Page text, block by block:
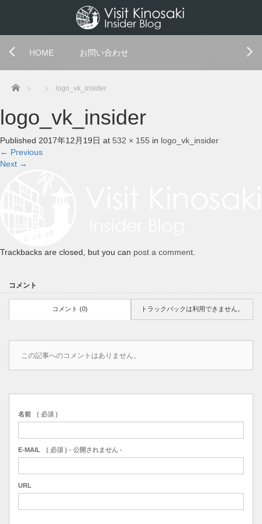
HOME お問い合わせ
Home logo_vk_insider
logo_vk_insider
Published 2017年12月19日 at 532 × 155 in logo_vk_insider
← Previous
Next →
Trackbacks are closed, but you can post a comment
コメント
コメント (0) トラックバックは利用できません。
この記事へのコメントはありません。
名前 ( 必須 )
E-MAIL ( 必須 ) - 公開されません -
URL